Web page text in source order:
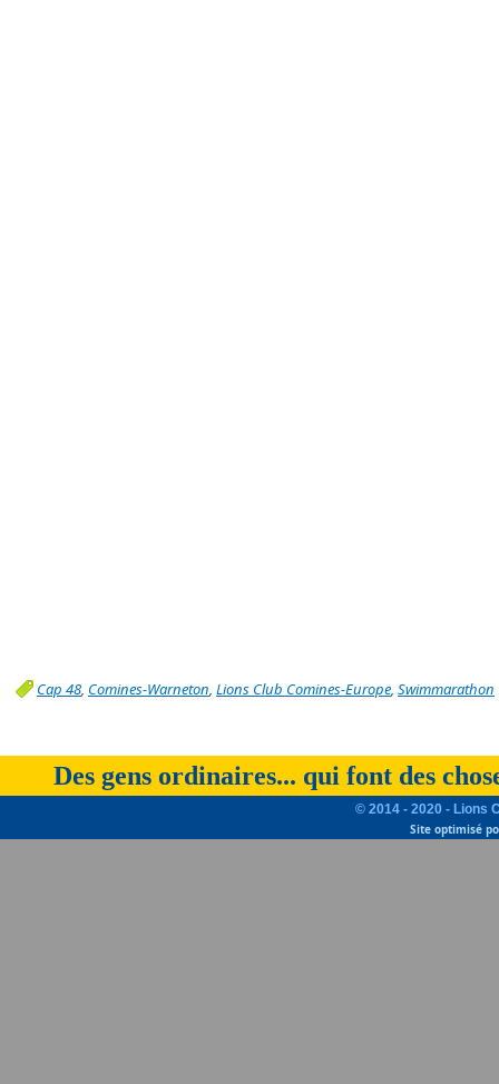
Cap 48, Comines-Warneton, Lions Club Comines-Europe, Swimmarathon
Des gens ordinaires... qui font des
© 2014 - 2020 - Lions
Site optimisé